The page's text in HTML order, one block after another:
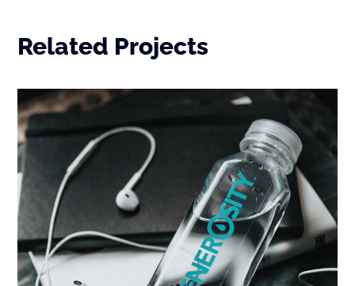
Related Projects